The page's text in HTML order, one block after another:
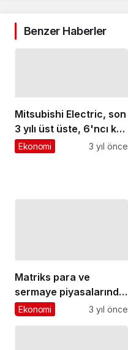
Benzer Haberler
Mitsubishi Electric, son
3 yılı üst üste, 6'ncı kez
CDP Tedarikçi İlişkileri
Ekonomi 3 yıl önce
Matriks para ve
sermaye piyasalarında
fikri veya projesi olan
Ekonomi 3 yıl önce